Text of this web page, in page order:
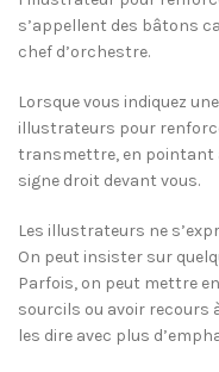
s’appellent des bâtons
chef d’orchestre.
Lorsque vous indiquez
illustrateurs pour
transmettre, en pointant
signe droit devant vous.
Les illustrateurs ne
On peut insister sur
Parfois, on peut mettre
sourcils ou avoir recours
les dire avec plus